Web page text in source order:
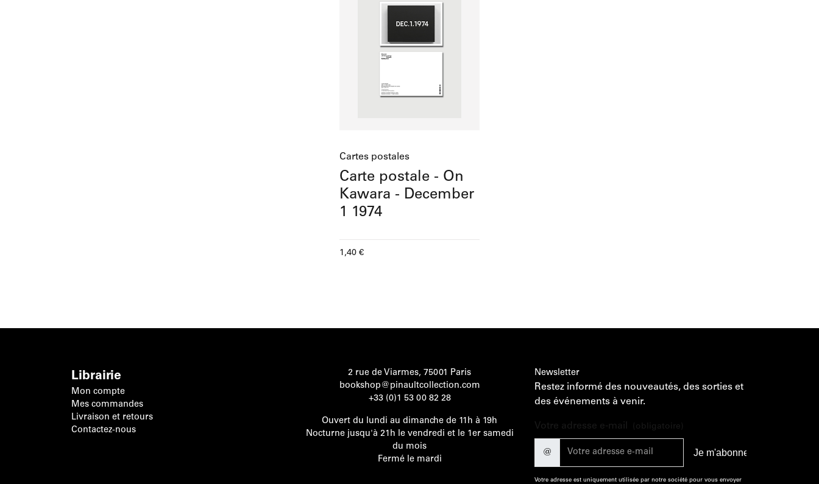
Cartes postales
Carte postale - On
Kawara - December
1 1974
Prix ​​actuel
1,40 €
Librairie
Mon compte
Mes commandes
Livraison et retours
Contactez-nous
2 rue de Viarmes, 75001 Paris
bookshop@pinaultcollection.com
+33 (0)1 53 00 82 28
Ouvert du lundi au dimanche de 11h à 19h
Nocturne jusqu'à 21h le vendredi et le 1er samedi
du mois
Fermé le mardi
Newsletter
Restez informé des nouveautés, des sorties et
des événements à venir.
Votre adresse e-mail (obligatoire)
@
Votre adresse est uniquement utilisée par notre société pour vous envoyer